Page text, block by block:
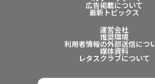
広告掲載について
最新トピックス
運営会社
推奨環境
利用者情報の外部送信につ
媒体資料
レタスクラブについて